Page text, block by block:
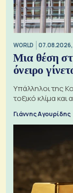
WORLD
Μια θέση
όνειρο
Υπάλληλοι της
τοξικό κλίμα και
Γιάννης Αγουρίδης